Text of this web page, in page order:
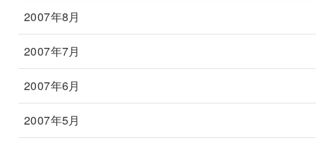
2007年8月
2007年7月
2007年6月
2007年5月